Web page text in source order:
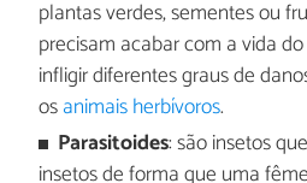
plantas verdes, sementes ou
precisam acabar com a vida
infligir diferentes graus de
osanimais herbívoros.
Parasitoides:são insetos
insetos de forma que uma